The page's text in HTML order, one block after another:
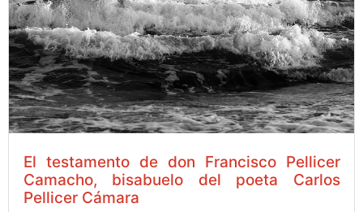
El testamento de don Francisco Pellicer
Camacho, bisabuelo del poeta Carlos
Pellicer Cámara